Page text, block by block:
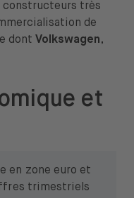
constructeurs très
de
dont Volkswagen,
et
en zone euro et
trimestriels